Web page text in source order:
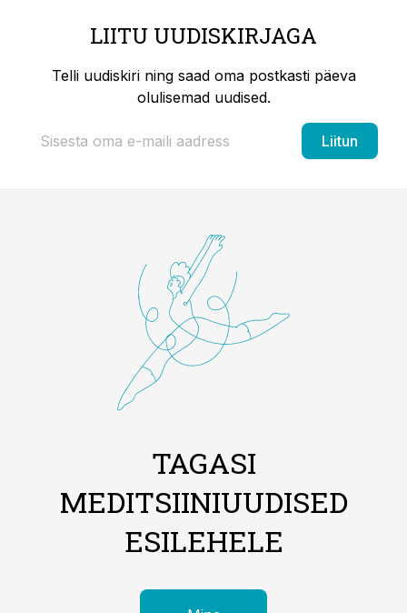
LIITU UUDISKIRJAGA
Telli uudiskiri ning saad oma postkasti päeva
olulisemad uudised.
Liitun
TAGASI
MEDITSIINIUUDISED
ESILEHELE